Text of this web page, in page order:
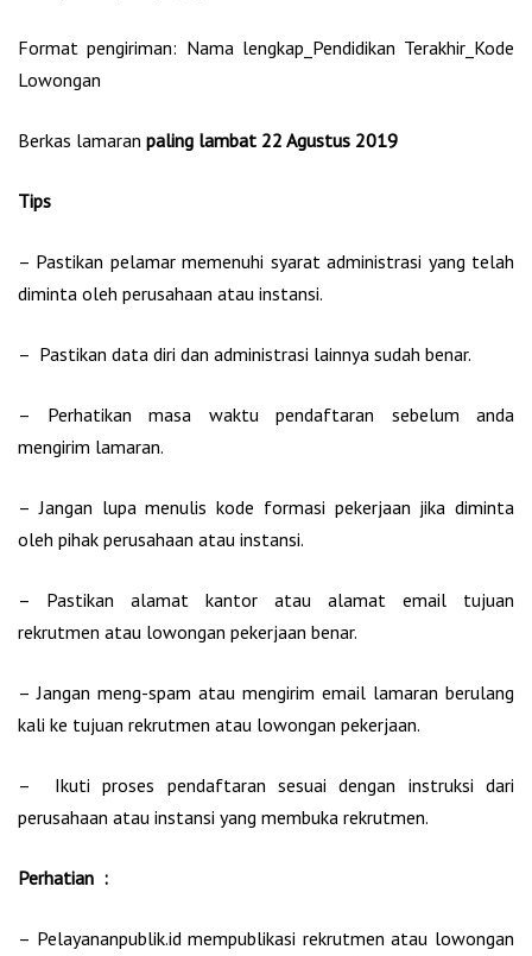
Format pengiriman: Nama lengkap_Pendidikan Terakhir_Kode
Lowongan
Berkas lamaran paling lambat 22 Agustus 2019
Tips
– Pastikan pelamar memenuhi syarat administrasi yang telah
diminta oleh perusahaan atau instansi.
– Pastikan data diri dan administrasi lainnya sudah benar.
– Perhatikan masa waktu pendaftaran sebelum anda
mengirim lamaran.
– Jangan lupa menulis kode formasi pekerjaan jika diminta
oleh pihak perusahaan atau instansi.
– Pastikan alamat kantor atau alamat email tujuan
rekrutmen atau lowongan pekerjaan benar.
– Jangan meng-spam atau mengirim email lamaran berulang
kali ke tujuan rekrutmen atau lowongan pekerjaan.
– Ikuti proses pendaftaran sesuai dengan instruksi dari
perusahaan atau instansi yang membuka rekrutmen.
Perhatian :
– Pelayananpublik.id mempublikasi rekrutmen atau lowongan